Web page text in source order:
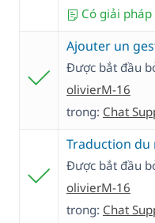
Có giải
Ajouter un
Được bắt đầu
olivierM-16
trong: Chat
Traduction du
Được bắt đầu
olivierM-16
trong: Chat